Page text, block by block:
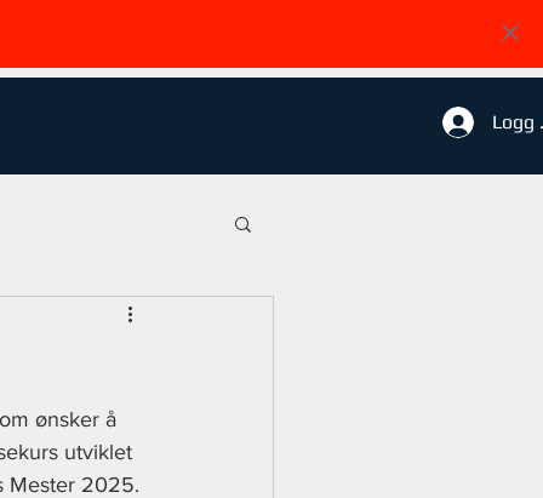
Logg
ønsker å
utviklet
Mester 2025.